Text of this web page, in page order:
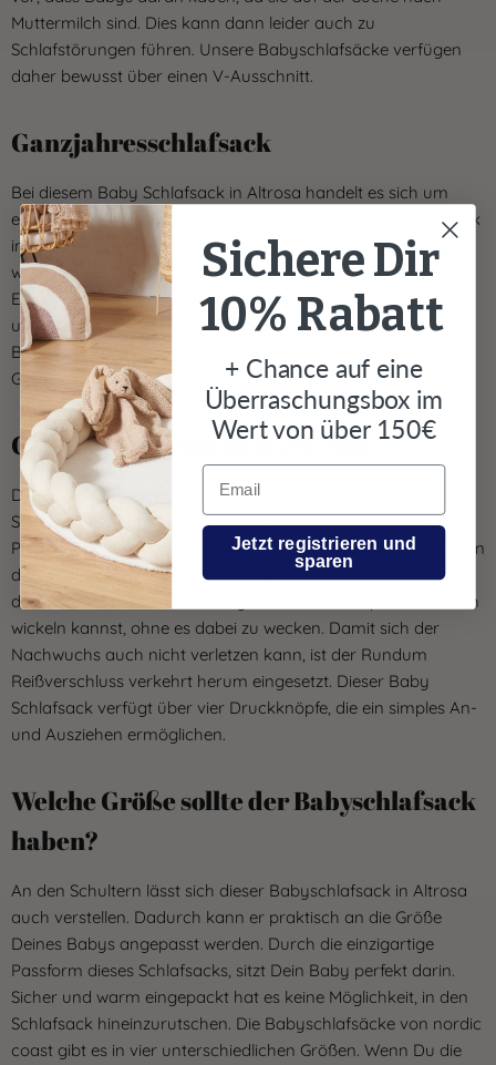
Muttermilch sind. Dies kann dann leider auch zu
Schlafstörungen führen. Unsere Babyschlafsäcke verfügen
daher bewusst über einen V-Ausschnitt.
Ganzjahresschlafsack
Bei diesem Baby Schlafsack in Altrosa handelt es sich um
einen Ganzjahresschlafsack. Das heißt, dass unser Schlafsack
in den vier Jahreszeiten, also sowohl in kalten als auch in
warmen Monaten, problemlos eingesetzt werden kann. Die
Eigenschaft der Atmungsaktivität sorgt für einen Hitzeschutz
und verhindert auch gleichzeitig ein Auskühlen. Die meisten
Babyschlafsäcke weisen oft viele Schadstoffe auf, was der
Gesundheit Deines Babys sicherlich nicht zu Gute kommt.
Cleverer Rundum Reißverschluss
Die Babyschlafsäcke von nordic coast werden auf
Schadstoffe geprüft und sind vollkommen frei von diesen.
Praktisch ist auch der Rundum-Reißverschluss. Dadurch kann
der Baby Schlafsack nämlich aufgeklappt werden. Dies hat
den Vorteil, dass Du Dein Baby in der Nacht unproblematisch
wickeln kannst, ohne es dabei zu wecken. Damit sich der
Nachwuchs auch nicht verletzen kann, ist der Rundum
Reißverschluss verkehrt herum eingesetzt. Dieser Baby
Schlafsack verfügt über vier Druckknöpfe, die ein simples An-
und Ausziehen ermöglichen.
Welche Größe sollte der Babyschlafsack
haben?
An den Schultern lässt sich dieser Babyschlafsack in Altrosa
auch verstellen. Dadurch kann er praktisch an die Größe
Deines Babys angepasst werden. Durch die einzigartige
Passform dieses Schlafsacks, sitzt Dein Baby perfekt darin.
Sicher und warm eingepackt hat es keine Möglichkeit, in den
Schlafsack hineinzurutschen. Die Babyschlafsäcke von nordic
coast gibt es in vier unterschiedlichen Größen. Wenn Du die
Sichere Dir
10% Rabatt
+ Chance auf eine
Überraschungsbox im
Wert von über 150€
Email
Jetzt registrieren und
sparen